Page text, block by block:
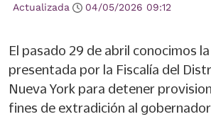
Actualizada
04/05/2026 09:12
El pasado 29 de abril conocimos
presentada por la Fiscalía del
Nueva York para detener
fines de extradición al